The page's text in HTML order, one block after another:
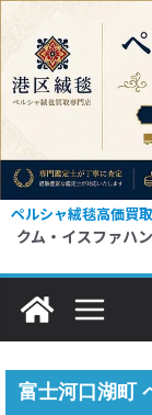
テ
へ
ス
ッ
ペルシャ絨毯高価買
クム・イスファハ
富士河口湖町